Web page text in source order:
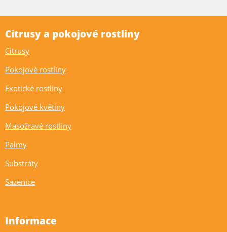
Citrusy a pokojové rostliny
Citrusy
Pokojové rostliny
Exotické rostliny
Pokojové květiny
Masožravé rostliny
Palmy
Substráty
Sazenice
Informace